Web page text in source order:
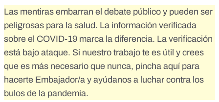
Las mentiras embarran el debate público y pueden ser
peligrosas para la salud. La información verificada
sobre el COVID-19 marca la diferencia. La verificación
está bajo ataque. Si nuestro trabajo te es útil y crees
que es más necesario que nunca, pincha aquí para
hacerte Embajador/a y ayúdanos a luchar contra los
bulos de la pandemia.